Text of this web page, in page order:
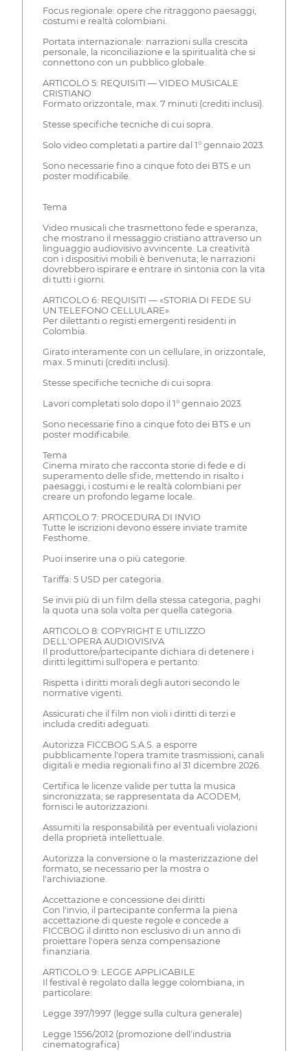
Focus regionale: opere che ritraggono paesaggi,
costumi e realtà colombiani.
Portata internazionale: narrazioni sulla crescita
personale, la riconciliazione e la spiritualità che si
connettono con un pubblico globale.
ARTICOLO 5: REQUISITI — VIDEO MUSICALE
CRISTIANO
Formato orizzontale, max. 7 minuti (crediti inclusi).
Stesse specifiche tecniche di cui sopra.
Solo video completati a partire dal 1° gennaio 2023.
Sono necessarie fino a cinque foto dei BTS e un
poster modificabile.
Tema
Video musicali che trasmettono fede e speranza,
che mostrano il messaggio cristiano attraverso un
linguaggio audiovisivo avvincente. La creatività
con i dispositivi mobili è benvenuta; le narrazioni
dovrebbero ispirare e entrare in sintonia con la vita
di tutti i giorni.
ARTICOLO 6: REQUISITI — «STORIA DI FEDE SU
UN TELEFONO CELLULARE»
Per dilettanti o registi emergenti residenti in
Colombia.
Girato interamente con un cellulare, in orizzontale,
max. 5 minuti (crediti inclusi).
Stesse specifiche tecniche di cui sopra.
Lavori completati solo dopo il 1° gennaio 2023.
Sono necessarie fino a cinque foto dei BTS e un
poster modificabile.
Tema
Cinema mirato che racconta storie di fede e di
superamento delle sfide, mettendo in risalto i
paesaggi, i costumi e le realtà colombiani per
creare un profondo legame locale.
ARTICOLO 7: PROCEDURA DI INVIO
Tutte le iscrizioni devono essere inviate tramite
Festhome.
Puoi inserire una o più categorie.
Tariffa: 5 USD per categoria.
Se invii più di un film della stessa categoria, paghi
la quota una sola volta per quella categoria.
ARTICOLO 8: COPYRIGHT E UTILIZZO
DELL'OPERA AUDIOVISIVA
Il produttore/partecipante dichiara di detenere i
diritti legittimi sull'opera e pertanto:
Rispetta i diritti morali degli autori secondo le
normative vigenti.
Assicurati che il film non violi i diritti di terzi e
includa crediti adeguati.
Autorizza FICCBOG S.A.S. a esporre
pubblicamente l'opera tramite trasmissioni, canali
digitali e media regionali fino al 31 dicembre 2026.
Certifica le licenze valide per tutta la musica
sincronizzata; se rappresentata da ACODEM,
fornisci le autorizzazioni.
Assumiti la responsabilità per eventuali violazioni
della proprietà intellettuale.
Autorizza la conversione o la masterizzazione del
formato, se necessario per la mostra o
l'archiviazione.
Accettazione e concessione dei diritti
Con l'invio, il partecipante conferma la piena
accettazione di queste regole e concede a
FICCBOG il diritto non esclusivo di un anno di
proiettare l'opera senza compensazione
finanziaria.
ARTICOLO 9: LEGGE APPLICABILE
Il festival è regolato dalla legge colombiana, in
particolare:
Legge 397/1997 (legge sulla cultura generale)
Legge 1556/2012 (promozione dell'industria
cinematografica)